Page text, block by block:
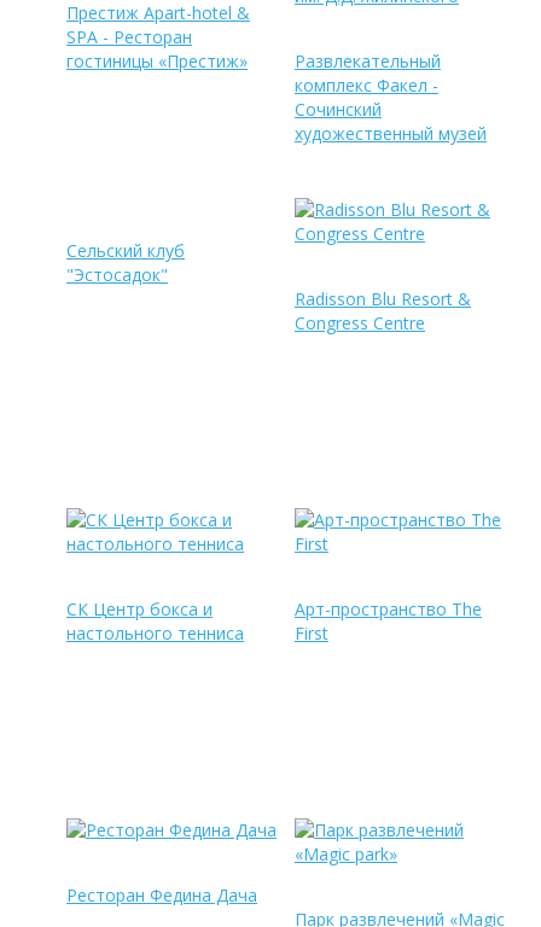
Престиж Apart-hotel &
SPA - Ресторан
гостиницы «Престиж»
Развлекательный
комплекс Факел -
Сочинский
художественный музей
Сельский клуб
"Эстосадок"
Radisson Blu Resort &
Congress Centre
СК Центр бокса и
настольного тенниса
Арт-пространство The
First
Ресторан Федина Дача
Парк развлечений «Magic